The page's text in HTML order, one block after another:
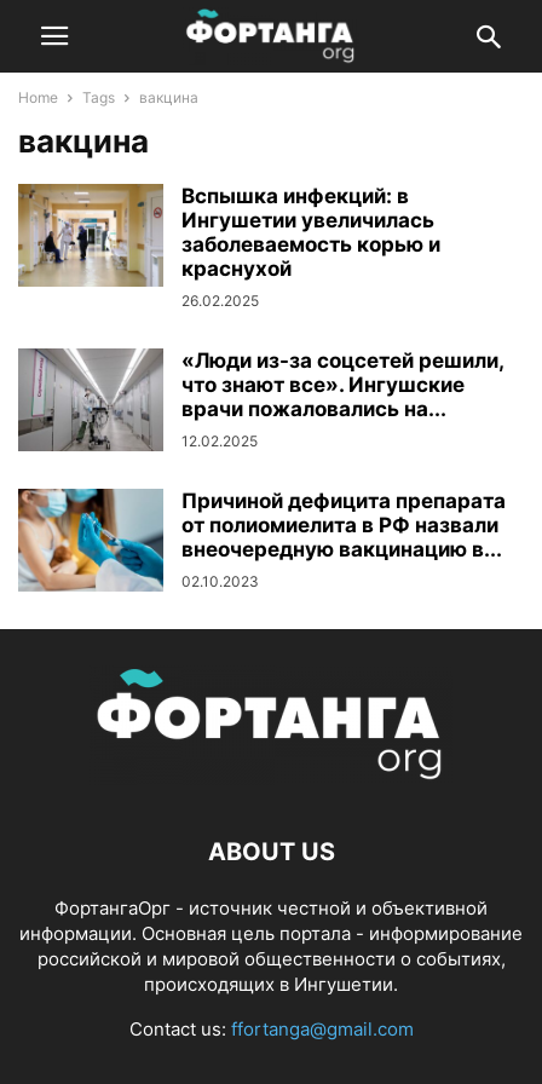
Home Tags вакцина
вакцина
Вспышка инфекций: в
Ингушетии увеличилась
заболеваемость корью и
краснухой
26.02.2025
«Люди из-за соцсетей решили,
что знают все». Ингушские
врачи пожаловались на...
12.02.2025
Причиной дефицита препарата
от полиомиелита в РФ назвали
внеочередную вакцинацию в...
02.10.2023
ABOUT US
ФортангаОрг - источник честной и объективной
информации. Основная цель портала - информирование
российской и мировой общественности о событиях,
происходящих в Ингушетии.
Contact us: ffortanga@gmail.com